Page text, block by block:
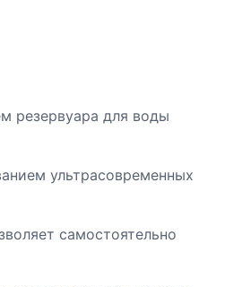
резервуара для воды
ультрасовременных
самостоятельно